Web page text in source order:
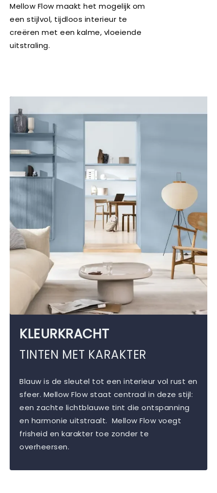
Mellow Flow maakt het mogelijk om
een stijlvol, tijdloos interieur te
creëren met een kalme, vloeiende
uitstraling.
KLEURKRACHT
TINTEN MET KARAKTER
Blauw is de sleutel tot een interieur vol rust en
sfeer. Mellow Flow staat centraal in deze stijl:
een zachte lichtblauwe tint die ontspanning
en harmonie uitstraalt. Mellow Flow voegt
frisheid en karakter toe zonder te
overheersen.